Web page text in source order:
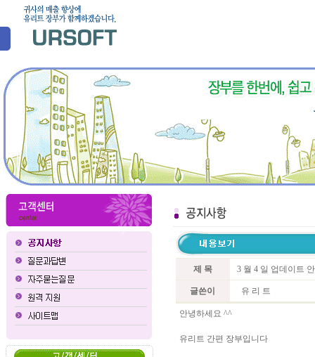
제 목 3 월 4 일 업데이트
글쓴이 유 리 트
안녕하세요 ^^
유리트 간편 장부입니다